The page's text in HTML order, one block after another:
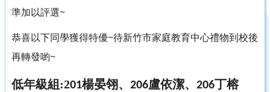
準加以評選~
恭喜以下同學獲得特優~待新竹市家庭教育中心禮物到校後
再轉發喲~
低年級組:201楊晏翎、 206盧依潔、 206丁榕